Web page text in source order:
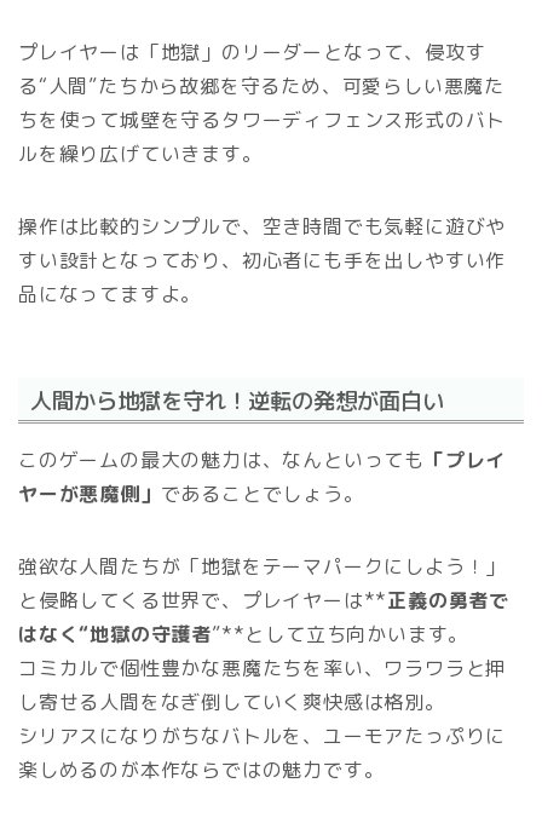
プレイヤーは「地獄」のリーダーとなって、侵攻す
る“人間”たちから故郷を守るため、 可愛らしい悪魔た
ちを使って城壁を守るタワーディフェンス形式のバト
ルを繰り広げていきます。
操作は比較的シンプルで、空き時間でも気軽に遊びや
すい設計となっており、初心者にも手を出しやすい作
品になってますよ。
人間から地獄を守れ！逆転の発想が面白い
このゲームの最大の魅力は、なんといっても 「プレイ
ヤーが悪魔側」 であることでしょう。
強欲な人間たちが「地獄をテーマパークにしよう！」
と侵略してくる世界で、プレイヤーは**正義の勇者で
はなく“地獄の守護者”**として立ち向かいます。
コミカルで個性豊かな悪魔たちを率い、ワラワラと押
し寄せる人間をなぎ倒していく爽快感は格別。
シリアスになりがちなバトルを、ユーモアたっぷりに
楽しめるのが本作ならではの魅力です。